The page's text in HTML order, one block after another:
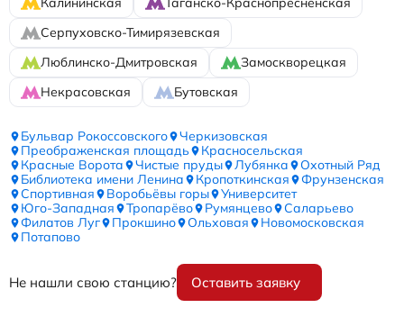
Серпуховско-Тимирязевская
Люблинско-Дмитровская
Замоскворецкая
Некрасовская
Бутовская
Бульвар Рокоссовского
Черкизовская
Преображенская площадь
Красносельская
Красные Ворота
Чистые пруды Лубянка
Охотный Ряд
Библиотека имени Ленина
Кропоткинская
Фрунзенская
Спортивная
Воробьёвы горы
Университет
Юго-Западная
Тропарёво Румянцево
Саларьево
Филатов Луг
Прокшино Ольховая
Новомосковская
Потапово
Не нашли свою станцию? Оставить заявку